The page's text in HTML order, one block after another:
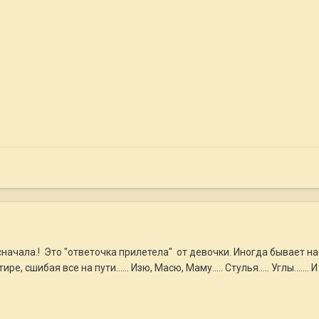
Это "ответочка прилетела" от девочки. Иногда бывает
сшибая все на пути...... Изю, Масю, Маму..... Стулья..... Углы.......